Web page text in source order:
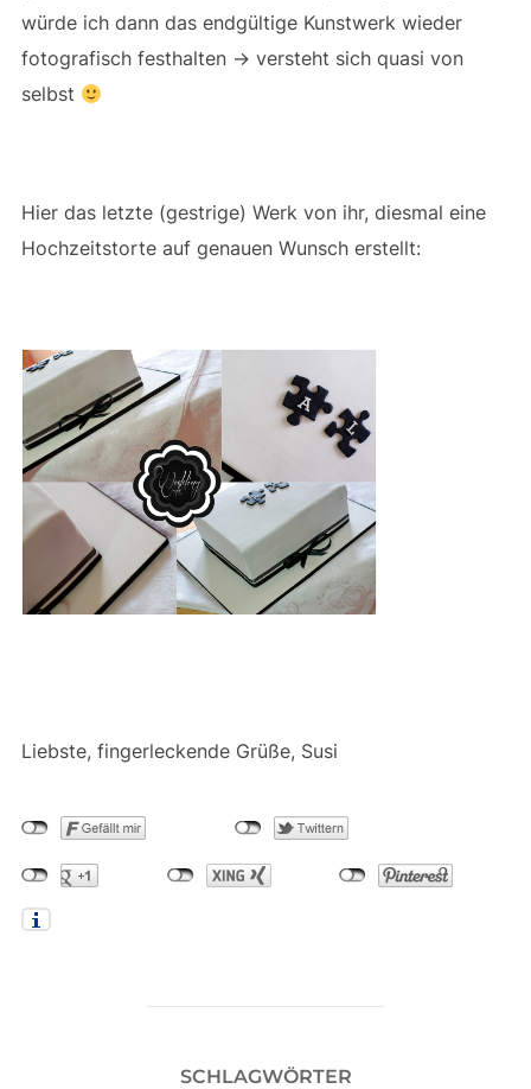
würde ich dann das endgültige Kunstwerk wieder
fotografisch festhalten -> versteht sich quasi von
selbst
Hier das letzte (gestrige) Werk von ihr, diesmal eine
Hochzeitstorte auf genauen Wunsch erstellt:
Liebste, fingerleckende Grüße, Susi
SCHLAGWÖRTER